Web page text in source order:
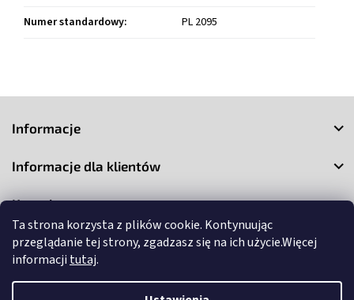
Ta strona korzysta z plików cookie. Kontynuując
przeglądanie tej strony, zgadzasz się na ich użycie.Więcej
informacji tutaj.
Numer standardowy: PL 2095
Informacje
Informacje dla klientów
Kontakt